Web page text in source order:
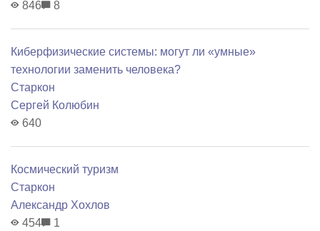
846 8
Киберфизические системы: могут ли «умные»
технологии заменить человека?
Старкон
Сергей Колюбин
640
Космический туризм
Старкон
Александр Хохлов
454
1